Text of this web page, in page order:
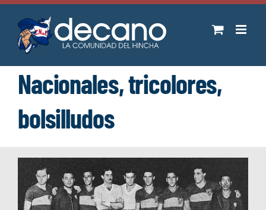
Saltar
contenido
Nacionales, tricolores,
bolsilludos